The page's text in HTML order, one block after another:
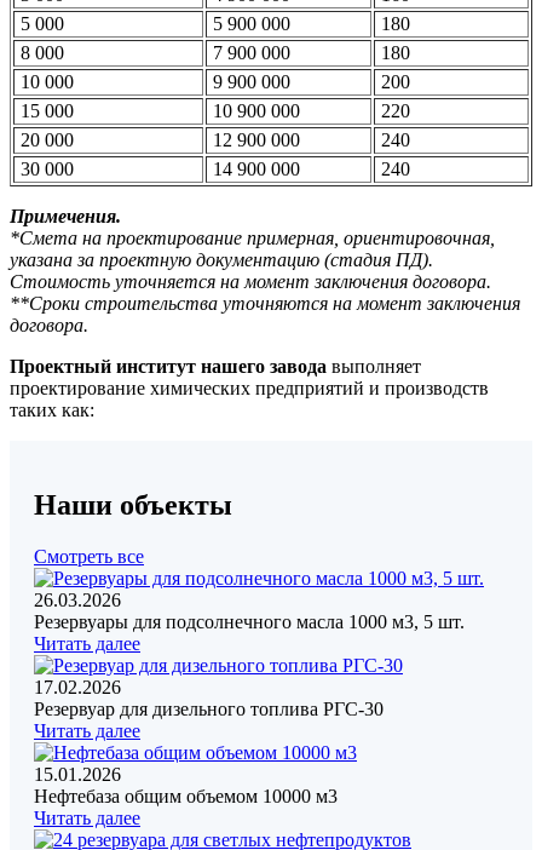
5 000
5 900 000
180
8 000
7 900 000
180
10 000
9 900 000
200
15 000
10 900 000
220
20 000
12 900 000
240
30 000
14 900 000 240
Примечения.
*Смета на проектирование примерная, ориентировочная,
указана за проектную документацию (стадия ПД).
Стоимость уточняется на момент заключения договора.
**Сроки строительства уточняются на момент заключения
договора.
Проектный институт нашего завода выполняет
проектирование химических предприятий и производств
таких как:
Наши объекты
Смотреть все
26.03.2026
Резервуары для подсолнечного масла 1000 м3, 5 шт.
Читать далее
17.02.2026
Резервуар для дизельного топлива РГС-30
Читать далее
15.01.2026
Нефтебаза общим объемом 10000 м3
Читать далее